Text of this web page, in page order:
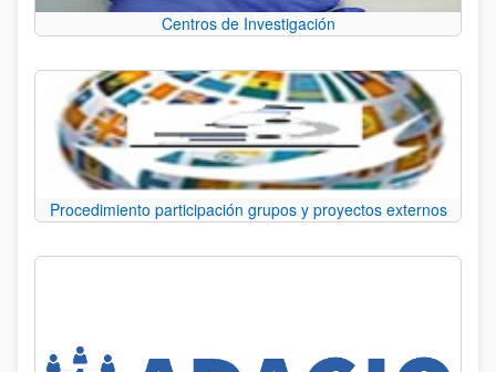
Centros de Investigación
Procedimiento participación grupos y proyectos externos